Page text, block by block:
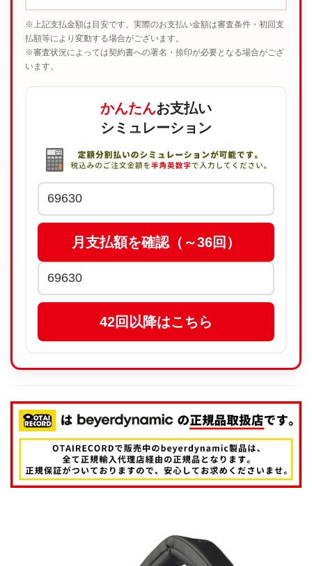
※上記支払金額は目安です。実際のお支払い金額は審査条件・初回支
払額等により変動する場合がございます。
※審査状況によっては契約書への署名・捺印が必要となる場合がござ
います。
かんたんお支払い
シミュレーション